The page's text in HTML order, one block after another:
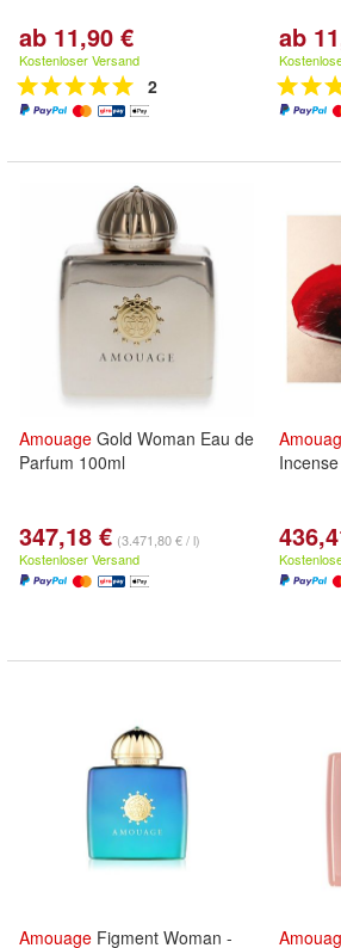
ab 11,90 €
Kostenloser Versand
2
ab
Amouage Gold Woman Eau de
Parfum 100ml
347,18 € (3.471,80 € / l)
Kostenloser Versand
Amouage Figment Woman -